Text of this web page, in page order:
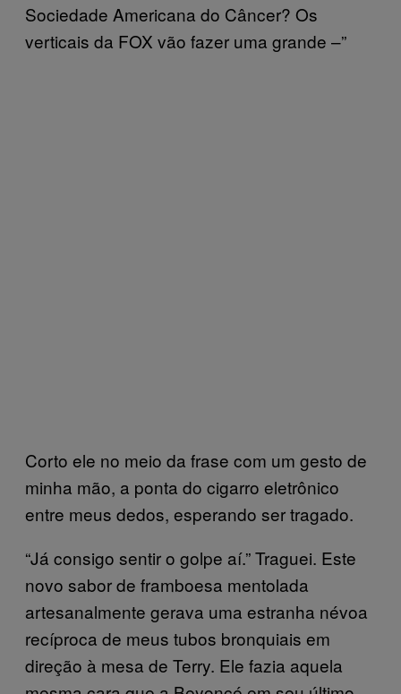
Sociedade Americana do Câncer? Os
verticais da FOX vão fazer uma grande –”
Corto ele no meio da frase com um gesto de
minha mão, a ponta do cigarro eletrônico
entre meus dedos, esperando ser tragado.
“Já consigo sentir o golpe aí.” Traguei. Este
novo sabor de framboesa mentolada
artesanalmente gerava uma estranha névoa
recíproca de meus tubos bronquiais em
direção à mesa de Terry. Ele fazia aquela